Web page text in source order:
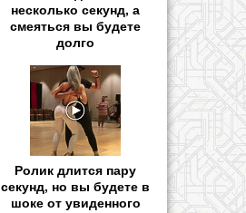
несколько секунд, а
смеяться вы будете
долго
Ролик длится пару
секунд, но вы будете в
шоке от увиденного